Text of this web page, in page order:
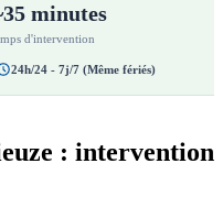
minutes
d'intervention
24h/24 - 7j/7 (Même fériés)
: intervention